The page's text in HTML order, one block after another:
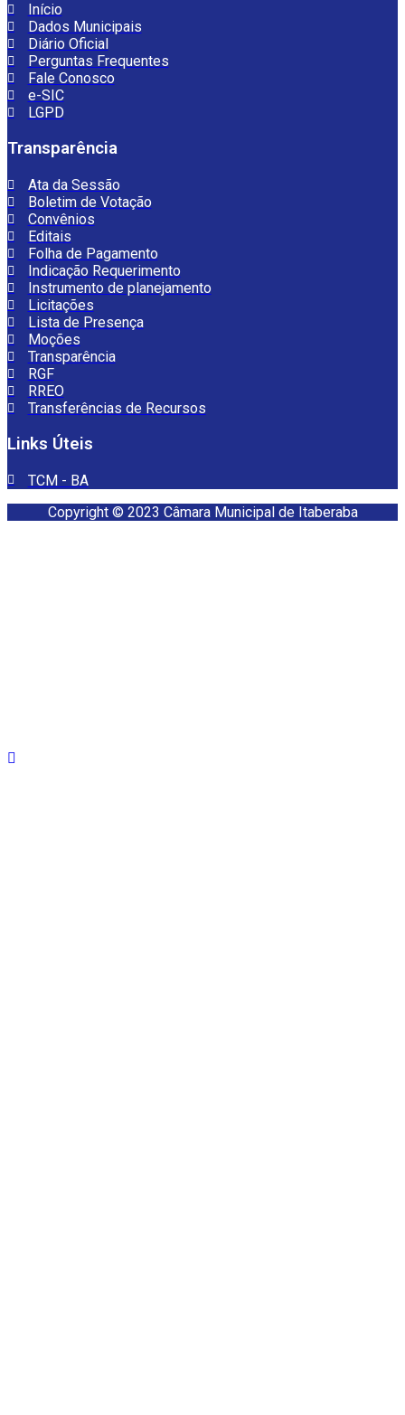
Início
Dados Municipais
Diário Oficial
Perguntas Frequentes
Fale Conosco
e-SIC
LGPD
Transparência
Ata da Sessão
Boletim de Votação
Convênios
Editais
Folha de Pagamento
Indicação Requerimento
Instrumento de planejamento
Licitações
Lista de Presença
Moções
Transparência
RGF
RREO
Transferências de Recursos
Links Úteis
TCM - BA
Copyright © 2023 Câmara Municipal de Itaberaba